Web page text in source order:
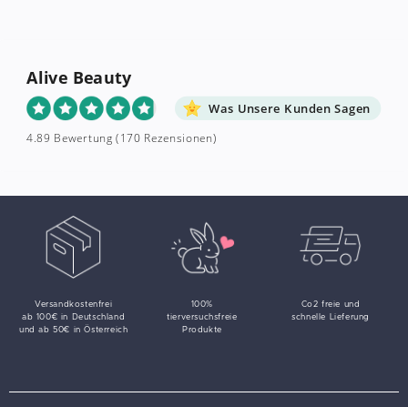
Alive Beauty
Was Unsere Kunden Sagen
4.89 Bewertung (170 Rezensionen)
Versandkostenfrei
ab 100€ in Deutschland
und ab 50€ in Österreich
100%
tierversuchsfreie
Produkte
Co2 freie und
schnelle Lieferung